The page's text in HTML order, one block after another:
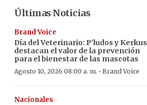
Últimas Noticias
Brand Voice
Día del Veterinario: P’ludos y Kerkus
destacan el valor de la prevención
para el bienestar de las mascotas
Agosto 10, 2026 08:00 a. m. · Brand Voice
Nacionales